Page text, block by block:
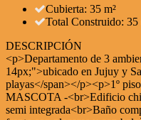
Cubierta: 35 m²
Total Construido: 35
DESCRIPCIÓN
<p>Departamento de 3
14px;">ubicado en Jujuy y
playas</span></p><p>1º
MASCOTA -<br>Edificio
semi integrada<br>Baño